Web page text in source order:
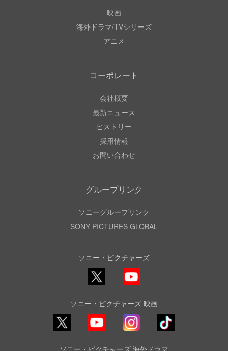
映画
海外ドラマ/TVシリーズ
アニメ
コーポレート
会社概要
最新ニュース
ヒストリー
採用情報
お問い合わせ
グループリンク
ソニーグループリンク
SONY PICTURES GLOBAL
ソニー・ピクチャーズ
X
YouTube
ソニー・ピクチャーズ 映画
YouTube Instagram
TikTok
ソニー・ピクチャーズ 海外ドラマ